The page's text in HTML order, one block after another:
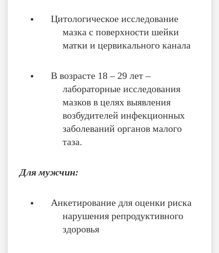
Цитологическое исследование
мазка с поверхности шейки
матки и цервикального канала
В возрасте 18 – 29 лет –
лабораторные исследования
мазков в целях выявления
возбудителей инфекционных
заболеваний органов малого
таза.
Для мужчин:
Анкетирование для оценки риска
нарушения репродуктивного
здоровья